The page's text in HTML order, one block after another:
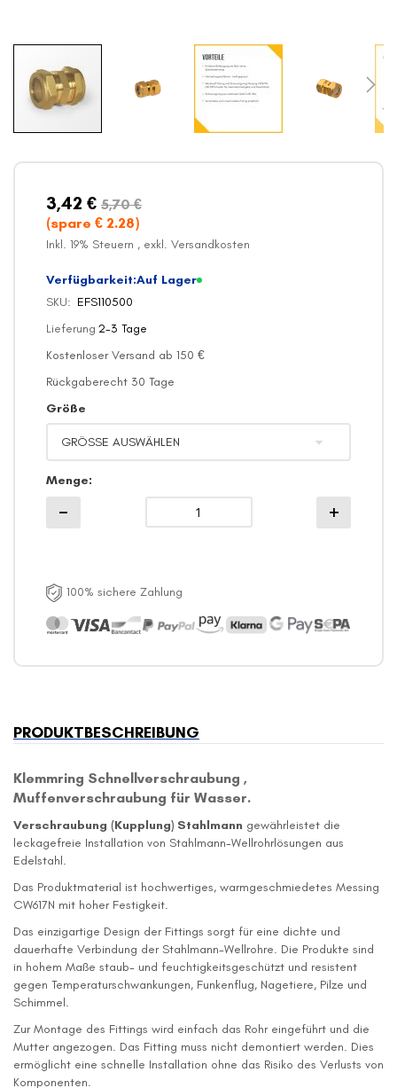
Anfang
Bildergalerie
springen3,42 € 5,70 €
(spare € 2.28)
Inkl. 19% Steuern , exkl. Versandkosten
Lieferung 2-3 Tage
Kostenloser Versand ab 150 €
Rückgaberecht 30 Tage
Verfügbarkeit:Auf Lager
SKU
EFS110500
Größe
Menge
100% sichere Zahlung
PRODUKTBESCHREIBUNG
Klemmring Schnellverschraubung ,
Muffenverschraubung für Wasser.
Verschraubung (Kupplung) Stahlmann gewährleistet die
leckagefreie Installation von Stahlmann-Wellrohrlösungen aus
Edelstahl.
Das Produktmaterial ist hochwertiges, warmgeschmiedetes Messing
CW617N mit hoher Festigkeit.
Das einzigartige Design der Fittings sorgt für eine dichte und
dauerhafte Verbindung der Stahlmann-Wellrohre. Die Produkte sind
in hohem Maße staub- und feuchtigkeitsgeschützt und resistent
gegen Temperaturschwankungen, Funkenflug, Nagetiere, Pilze und
Schimmel.
Zur Montage des Fittings wird einfach das Rohr eingeführt und die
Mutter angezogen. Das Fitting muss nicht demontiert werden. Dies
ermöglicht eine schnelle Installation ohne das Risiko des Verlusts von
Komponenten.